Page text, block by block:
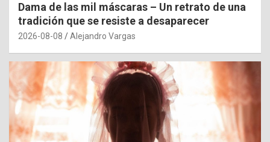
Dama de las mil máscaras – Un retrato de una
tradición que se resiste a desaparecer
2026-08-08 Alejandro Vargas